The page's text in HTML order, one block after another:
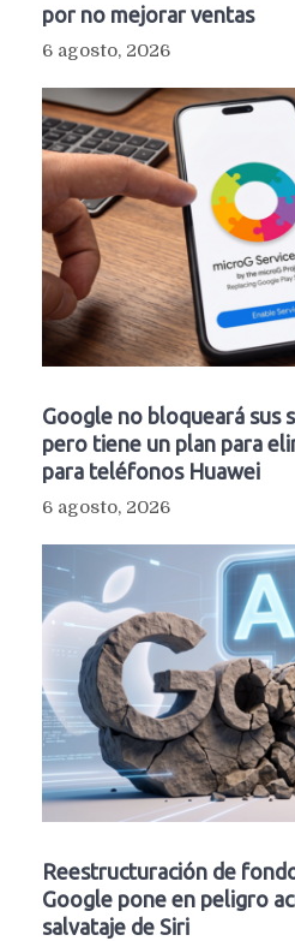
por no mejorar ventas
6 agosto, 2026
Google no bloqueará sus
pero tiene un plan para
para teléfonos Huawei
6 agosto, 2026
Reestructuración de
Google pone en peligro
salvataje de Siri